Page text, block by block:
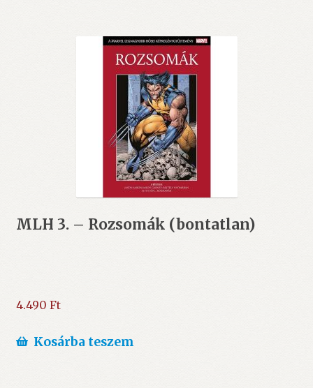
MLH 3. – Rozsomák (bontatlan)
4.490 Ft
Kosárba teszem